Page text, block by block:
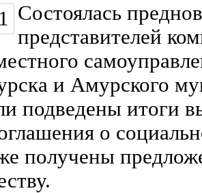
Состоялась
представителей
и Амурского
подведены итоги
о
получены